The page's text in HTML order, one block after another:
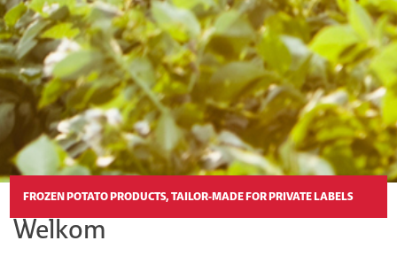
FROZEN POTATO PRODUCTS, TAILOR-MADE FOR PRIVATE LABELS
Welkom